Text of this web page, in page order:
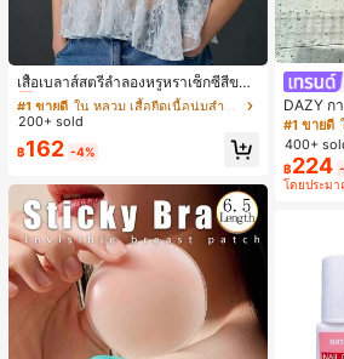
เสื้อเบลาส์สตรีลำลองหรูหราเซ็กซี่สีขาว
จับจีบลูกไม้เปิดหลังสำหรับฤดูร้อน
#1 ขายดี
เกือบหมดแล้ว!
#1 ขายดี
เกือบหมดแล้ว!
#1 ขายดี
เกือบหมดแล้ว!
#1 ขายดี
ใน หลวม เสื้อยืดเนื้อนุ่มสำหรับใส่ทุกวัน
200+ sold
฿162 -4%
DAZY ก
าวขา ทร
ลำลอง ส
#1 ขายดี
400+
฿224
โดยประม